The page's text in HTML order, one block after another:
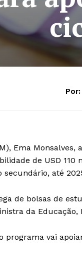
Por:
Ema
de USD
até
de bolsas de
da Educação,
programa vai